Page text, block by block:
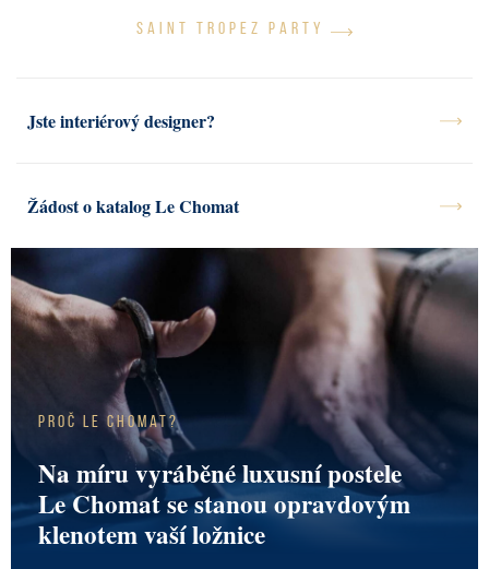
SAINT TROPEZ PARTY
Jste interiérový designer?
Žádost o katalog Le Chomat
Proč Le Chomat?
Na míru vyráběné luxusní postele
Le Chomat se stanou opravdovým
klenotem vaší ložnice